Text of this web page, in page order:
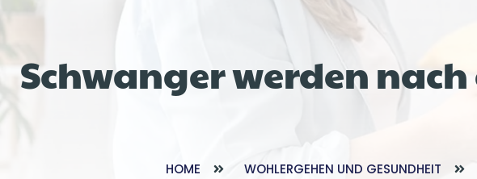
Schwanger werden
HOME WOHLERGEHEN UND GESUNDHEIT